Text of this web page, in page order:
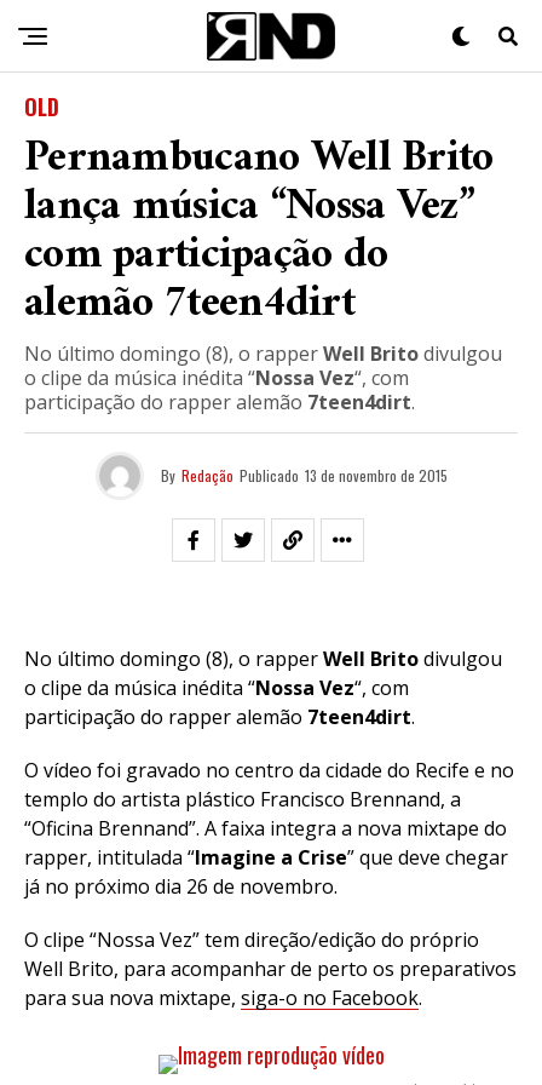
OLD
Pernambucano Well Brito
lança música “Nossa Vez”
com participação do
alemão 7teen4dirt
No último domingo (8), o rapperWell Britodivulgou
o clipe da música inédita “Nossa Vez“, com
participação do rapper alemão 7teen4dirt.
By Redação Publicado 13 de novembro de 2015
No último domingo (8), o rapperWell Britodivulgou
o clipe da música inédita “Nossa Vez“, com
participação do rapper alemão 7teen4dirt.
O vídeo foi gravado no centro da cidade do Recife e no
templo do artista plástico Francisco Brennand, a
“Oficina Brennand”. A faixa integra a nova mixtape do
rapper, intitulada “Imagine a Crise” que deve chegar
já no próximo dia 26 de novembro.
O clipe “Nossa Vez” tem direção/edição do próprio
Well Brito, para acompanhar de perto os preparativos
para sua nova mixtape, siga-o no Facebook.